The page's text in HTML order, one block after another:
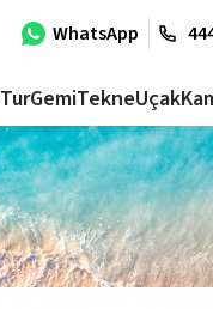
WhatsApp
TurGemiTekneUçak